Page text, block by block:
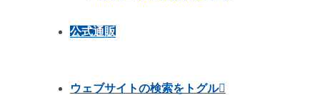
公式通販
ウェブサイトの検索をトグル